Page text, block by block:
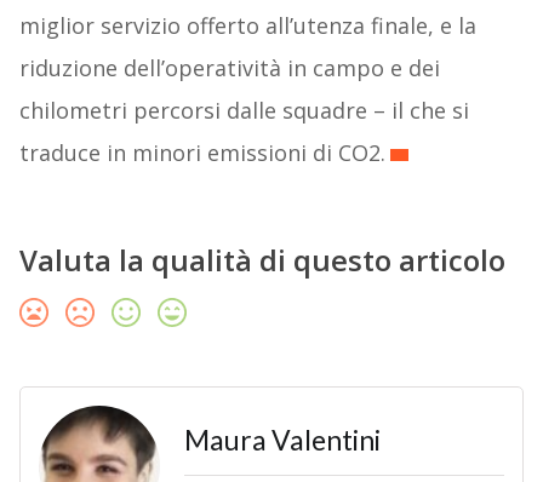
miglior servizio offerto all’utenza finale, e la
riduzione dell’operatività in campo e dei
chilometri percorsi dalle squadre – il che si
traduce in minori emissioni di CO2.
Valuta la qualità di questo articolo
Maura Valentini